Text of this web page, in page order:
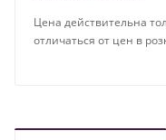
Цена действительна
отличаться от цен в